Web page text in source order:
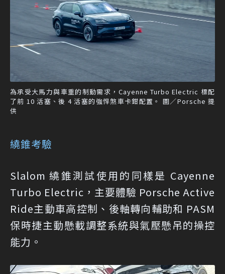
為承受大馬力與車重的制動需求，Cayenne Turbo Electric 標配
了前 10 活塞、後 4 活塞的強悍煞車卡鉗配置。 圖／Porsche 提
供
繞錐考驗
Slalom 繞錐測試使用的同樣是 Cayenne
Turbo Electric，主要體驗 Porsche Active
Ride主動車高控制、後軸轉向輔助和 PASM
保時捷主動懸載調整系統與氣壓懸吊的操控
能力。